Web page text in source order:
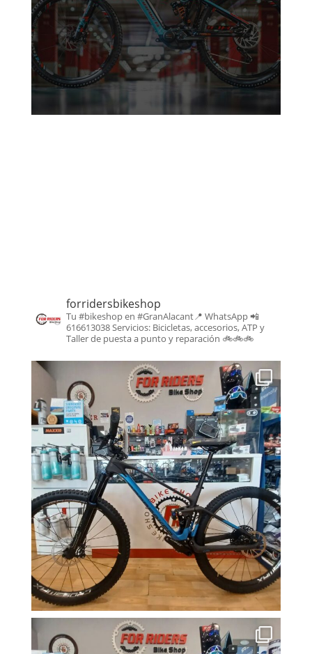
forridersbikeshop
Tu #bikeshop en #GranAlacant📍 WhatsApp 📲
616613038Servicios: Bicicletas, accesorios, ATP y
Taller de puesta a punto y reparación 🚲🚲🚲